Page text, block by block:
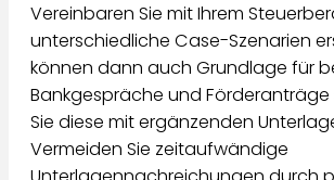
Vereinbaren Sie mit Ihrem
unterschiedliche Case-Szenarien
können dann auch Grundlage für
Bankgespräche und Förderanträge
Sie diese mit ergänzenden
Vermeiden Sie zeitaufwändige